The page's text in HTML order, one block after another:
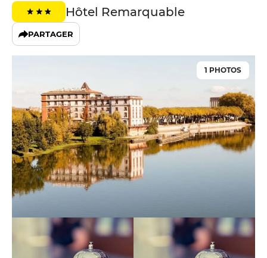
Hôtel Remarquable
PARTAGER
1 PHOTOS